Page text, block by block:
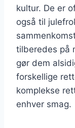
kultur. De er
også til
tilberedes på
gør dem
forskellige
komplekse
enhver smag.